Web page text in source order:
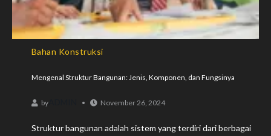
Bahan Konstruksi
Mengenal Struktur Bangunan: Jenis, Komponen, dan Fungsinya
by November 26, 2024
Struktur bangunan adalah sistem yang terdiri dari berbagai